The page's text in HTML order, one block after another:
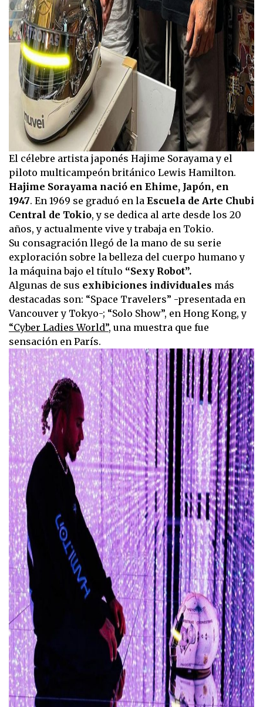
El célebre artista japonés Hajime Sorayama y el
piloto multicampeón británico Lewis Hamilton.
Hajime Sorayama nació en Ehime, Japón, en
1947. En 1969 se graduó en la Escuela de Arte Chubi
Central de Tokio, y se dedica al arte desde los 20
años, y actualmente vive y trabaja en Tokio.
Su consagración llegó de la mano de su serie
exploración sobre la belleza del cuerpo humano y
la máquina bajo el título “Sexy Robot”.
Algunas de sus exhibiciones individuales más
destacadas son: “Space Travelers” -presentada en
Vancouver y Tokyo-; “Solo Show”, en Hong Kong, y
“Cyber Ladies World”, una muestra que fue
sensación en París.